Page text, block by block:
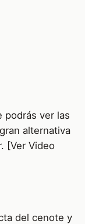
podrás ver las
alternativa
[Ver Video
del cenote y